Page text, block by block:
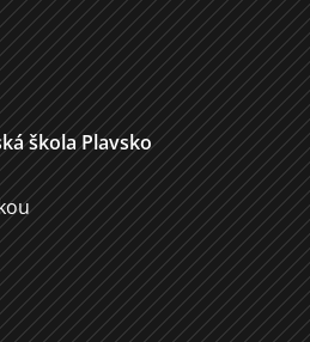
škola Plavsko